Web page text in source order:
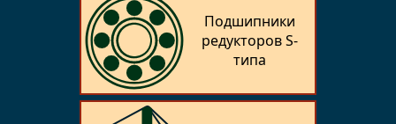
Подшипники
редукторов S-
типа